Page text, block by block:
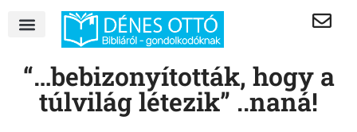
“…bebizonyították, hogy a
túlvilág létezik” ..naná!